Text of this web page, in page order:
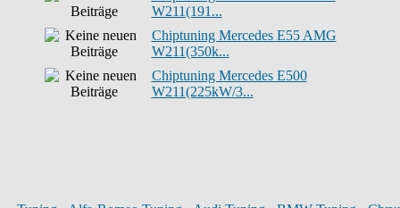
W211(191...
Chiptuning Mercedes E55 AMG
W211(350k...
Chiptuning Mercedes E500
W211(225kW/3...